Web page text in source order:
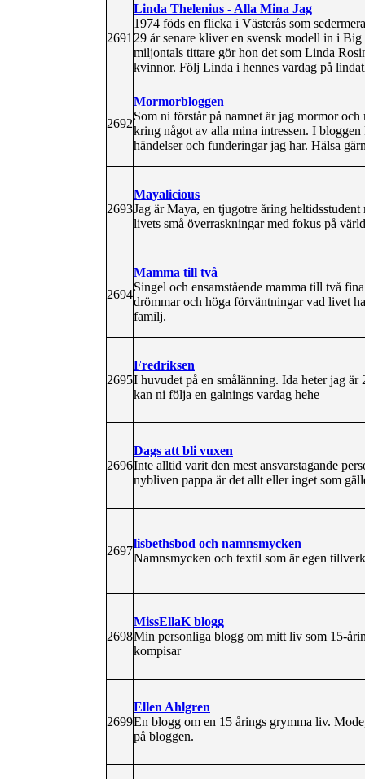
2691
Linda Thelenius - Alla Mina Jag
1974 föds en flicka i Västerås som
29 år senare kliver en svensk modell in i
miljontals tittare gör hon det som Linda
kvinnor. Följ Linda i hennes vardag på
2692
Mormorbloggen
Som ni förstår på namnet är jag mormor
kring något av alla mina intressen. I
händelser och funderingar jag har. Hälsa
2693
Mayalicious
Jag är Maya, en tjugotre åring
livets små överraskningar med fokus på
2694
Mamma till två
Singel och ensamstående mamma till två
drömmar och höga förväntningar vad livet
familj.
2695
Fredriksen
I huvudet på en smålänning. Ida heter jag
kan ni följa en galnings vardag hehe
2696
Dags att bli vuxen
Inte alltid varit den mest ansvarstagande
nybliven pappa är det allt eller inget som
2697
lisbethsbod och namnsmycken
Namnsmycken och textil som är egen
2698
MissEllaK blogg
Min personliga blogg om mitt liv som 15-
kompisar
2699
Ellen Ahlgren
En blogg om en 15 årings grymma liv.
på bloggen.